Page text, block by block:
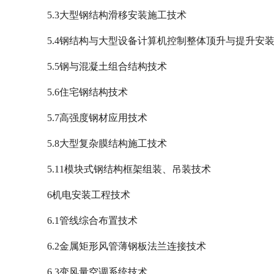
5.3大型钢结构滑移安装施工技术
5.4钢结构与大型设备计算机控制整体顶升与提升安
5.5钢与混凝土组合结构技术
5.6住宅钢结构技术
5.7高强度钢材应用技术
5.8大型复杂膜结构施工技术
5.11模块式钢结构框架组装、吊装技术
6机电安装工程技术
6.1管线综合布置技术
6.2金属矩形风管薄钢板法兰连接技术
6.3变风量空调系统技术